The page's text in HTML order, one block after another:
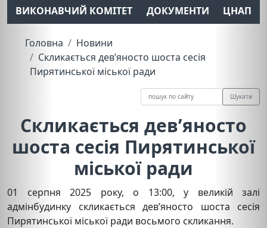
ВИКОНАВЧИЙ КОМІТЕТ
ДОКУМЕНТИ ЦНАП
Головна
Новини
Скликається дев’яносто шоста сесія
Пирятинської міської ради
Шукати
Скликається дев’яносто
шоста сесія Пирятинської
міської ради
01 серпня 2025 року, о 13:00, у великій залі
адмінбудинку скликається дев’яносто шоста сесія
Пирятинської міської ради восьмого скликання.